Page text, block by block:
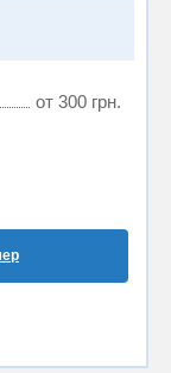
от 300 грн.